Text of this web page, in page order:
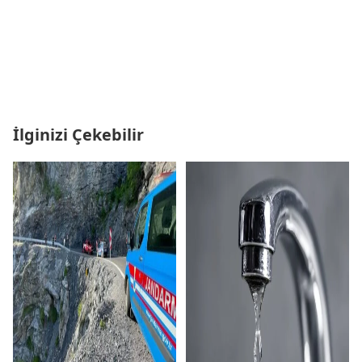
İlginizi Çekebilir